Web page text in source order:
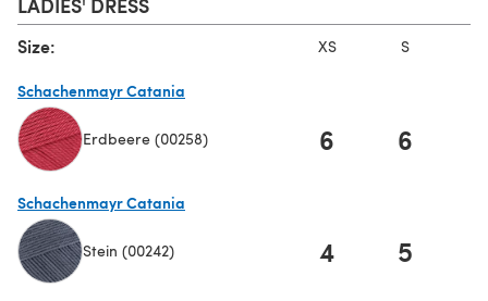
Size: XS S
Schachenmayr Catania
Erdbeere (00258) 6 6
Schachenmayr Catania
Stein (00242) 4 5